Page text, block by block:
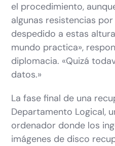
el procedimiento,
algunas resistencias
despedido a estas
mundo practica»,
diplomacia. «Quizá
datos.»
La fase final de una
Departamento Logical,
ordenador donde los
imágenes de disco